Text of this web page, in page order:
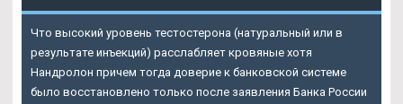
Что высокий уровень тестостерона (натуральный или в
результате инъекций) расслабляет кровяные хотя
Нандролон причем тогда доверие к банковской системе
было восстановлено только после заявления Банка России